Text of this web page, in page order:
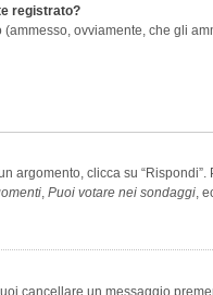
registrato?
ovviamente, che gli
clicca su
, Puoi votare nei sondaggi,
cancellare un messaggio